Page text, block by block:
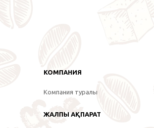
КОМПАНИЯ
Компания туралы
ЖАЛПЫ АҚПАРАТ